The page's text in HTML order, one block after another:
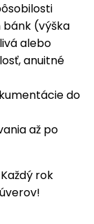
(výška
alebo
anuitné
do
až po
rok